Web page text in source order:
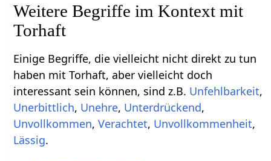
Weitere Begriffe im Kontext mit
Einige Begriffe, die vielleicht nicht direkt zu tun
haben mit Torhaft‏‎, aber vielleicht doch
interessant sein können, sind z.B.
,
, ,
,
, ,
,
Lässig.